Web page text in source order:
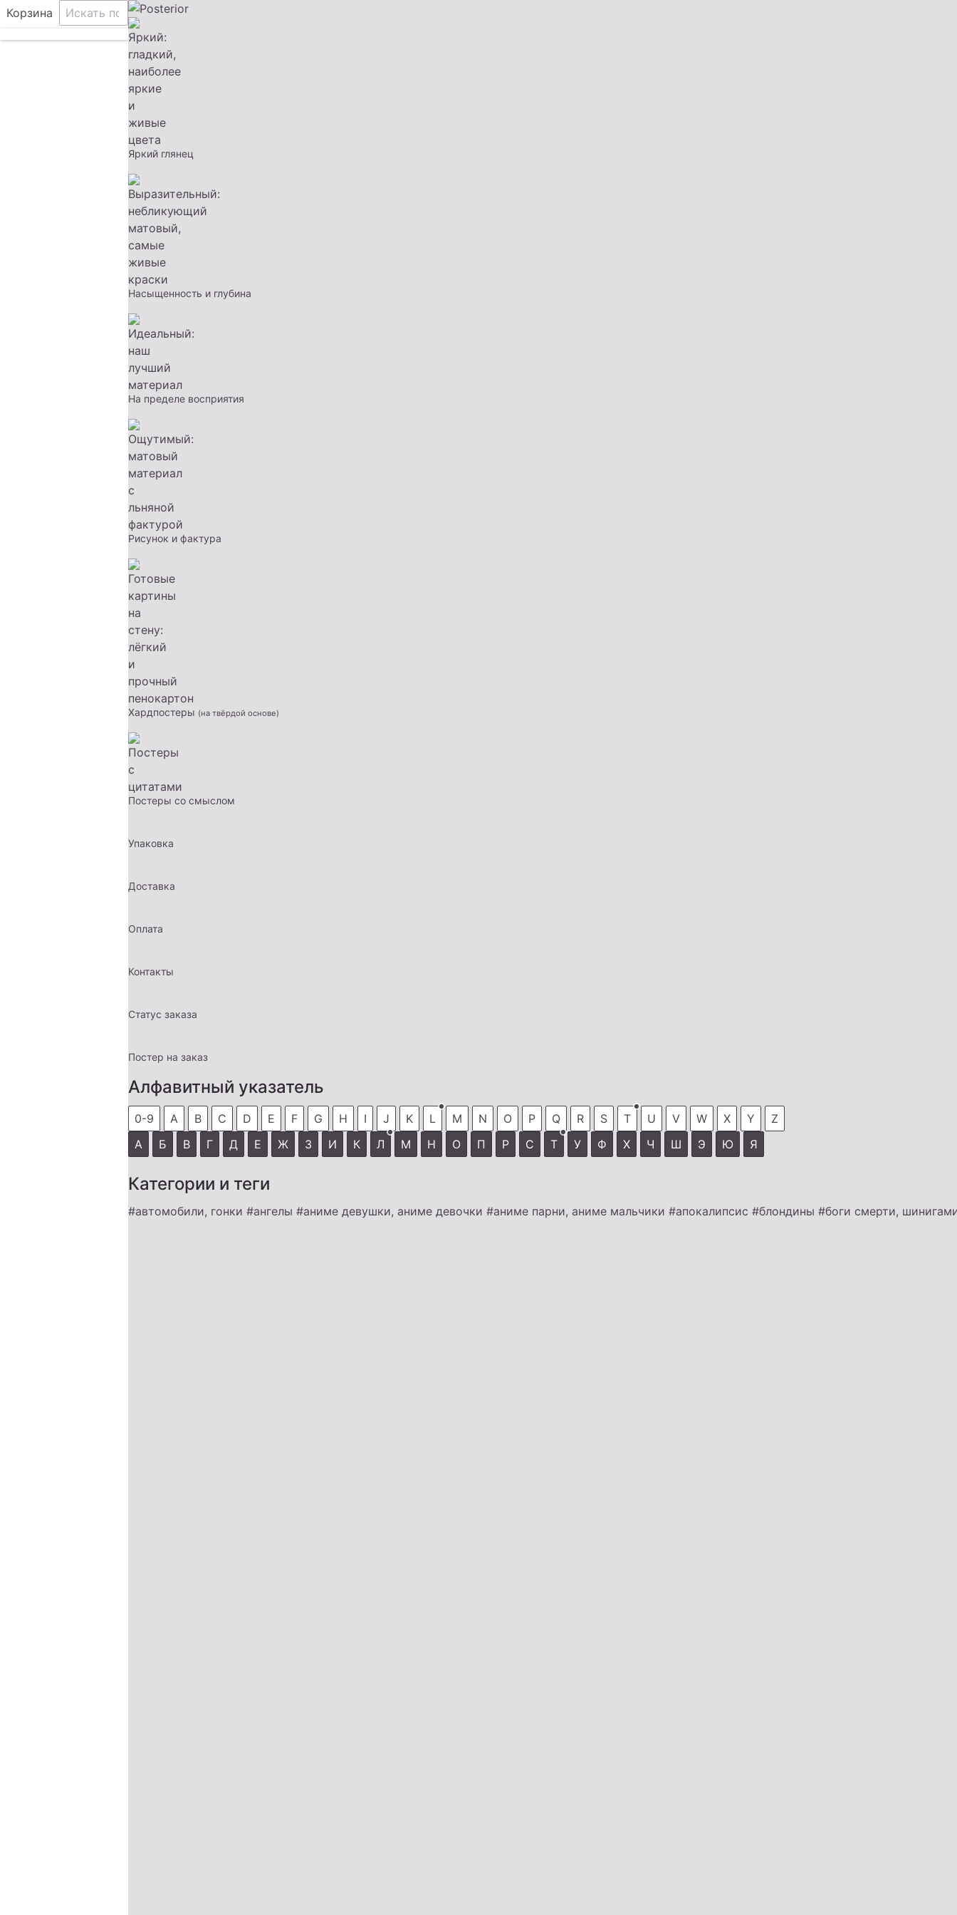
Корзина
Яркий глянец
Насыщенность и глубина
На пределе восприятия
Рисунок и фактура
Хардпостеры (на твёрдой основе)
Постеры со смыслом
Упаковка
Доставка
Оплата
Контакты
Статус заказа
Постер на заказ
Алфавитный указатель
0-9 A B C D E F G H I J K L M N O P Q R S T U V W X Y
Z
А
Б В Г Д Е Ж З И К Л М Н О П Р С Т У Ф Х Ч Ш Э Ю Я
Категории и теги
#автомобили, гонки #ангелы #аниме девушки, аниме девочки #аниме парни, аниме мальчики #апокалипсис #блондины #боги смерти,